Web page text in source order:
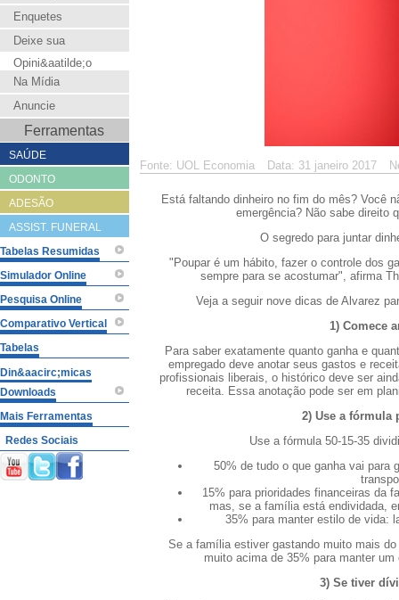
Enquetes
Deixe sua
Opini&aatilde;o
Na Mídia
Anuncie
Ferramentas
SAÚDE
ODONTO
ADESÃO
ASSIST. FUNERAL
Tabelas Resumidas
Simulador Online
Pesquisa Online
Comparativo Vertical
Tabelas
Din&aacirc;micas
Downloads
Mais Ferramentas
Redes Sociais
Fonte: UOL Economia Data: 31 janeiro 2017
Está faltando dinheiro no fim do mês? Você
emergência? Não sabe direito
O segredo para juntar
"Poupar é um hábito, fazer o controle dos
sempre para se acostumar", afirma
Veja a seguir nove dicas de Alvarez
1) Comece
Para saber exatamente quanto ganha e
empregado deve anotar seus gastos e
profissionais liberais, o histórico deve ser
receita. Essa anotação pode ser em
2) Use a fórmula
Use a fórmula 50-15-35
50% de tudo o que ganha vai para
15% para prioridades financeiras da
mas, se a família está endividada,
35% para manter estilo de vida:
Se a família estiver gastando muito mais
muito acima de 35% para manter
3) Se tiver